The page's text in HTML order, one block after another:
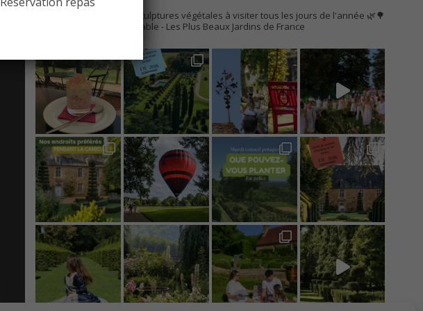
10 hectares de sculptures végétales à visiter tous les jours de l'année 🌿🌳
- Jardin Remarquable- Les Plus Beaux Jardins de France